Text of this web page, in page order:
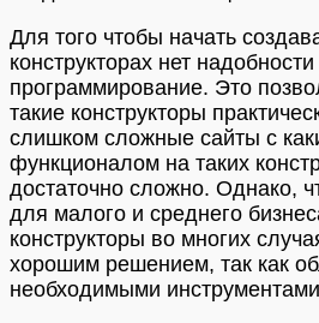
Для того чтобы начать
конструкторах нет
программирование. Это
такие конструкторы
слишком сложные сайты с
функционалом на таких
достаточно сложно. Однако,
для малого и среднего
конструкторы во многих
хорошим решением, так как
необходимыми